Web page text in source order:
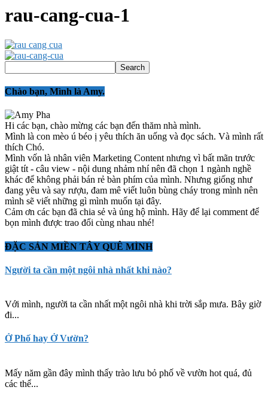
rau-cang-cua-1
Chào bạn, Mình là Amy.
Hi các bạn, chào mừng các bạn đến thăm nhà mình.
Mình là con mèo ú béo ị yêu thích ăn uống và đọc sách. Và mình rất
thích Chó.
Mình vốn là nhân viên Marketing Content nhưng vì bất mãn trước
giật tít - câu view - nội dung nhảm nhí nên đã chọn 1 ngành nghề
khác để không phải bán rẻ bàn phím của mình. Nhưng giống như
đang yêu và say rượu, đam mê viết luôn bùng cháy trong mình nên
mình sẽ viết những gì mình muốn tại đây.
Cảm ơn các bạn đã chia sẻ và ủng hộ mình. Hãy để lại comment để
bọn mình được trao đổi cùng nhau nhé!
ĐẶC SẢN MIỀN TÂY QUÊ MÌNH
Người ta cần một ngôi nhà nhất khi nào?
Với mình, người ta cần nhất một ngôi nhà khi trời sắp mưa. Bây giờ
đi...
Ở Phố hay Ở Vườn?
Mấy năm gần đây mình thấy trào lưu bỏ phố về vườn hot quá, đủ
các thể...